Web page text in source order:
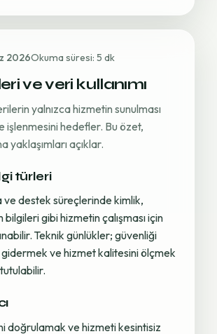
2026Okuma süresi: 5 dk
ve veri kullanımı
yalnızca hizmetin sunulması
işlenmesini hedefler. Bu özet,
yaklaşımları açıklar.
türleri
ve destek süreçlerinde kimlik,
gibi hizmetin çalışması için
Teknik günlükler; güvenliği
ve hizmet kalitesini ölçmek
tutulabilir.
doğrulamak ve hizmeti kesintisiz